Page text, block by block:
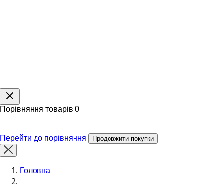
Порівняння товарів 0
Перейти до порівняння Продовжити покупки
Головна